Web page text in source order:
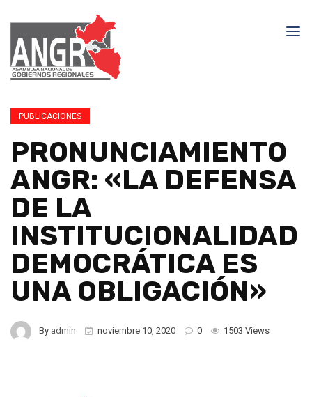
PUBLICACIONES
PRONUNCIAMIENTO
ANGR: «LA DEFENSA
DE LA
INSTITUCIONALIDAD
DEMOCRÁTICA ES
UNA OBLIGACIÓN»
By admin noviembre 10, 2020 0 1503 Views